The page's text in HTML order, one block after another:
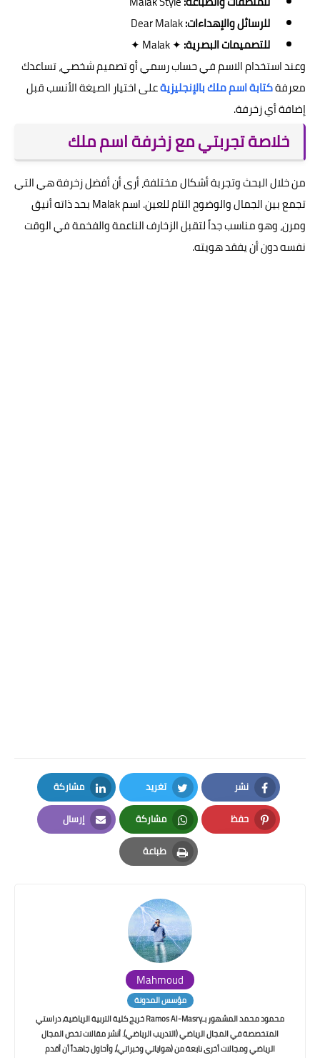
للرسائل والإهداءات:
للتصميمات البصرية: ✦ Malak ✦
وعند استخدام الاسم في حساب رسمي أو تصميم شخصي، تساعدك
معرفةكتابة اسم ملك بالإنجليزيةعلى اختيار الصيغة الأنسب قبل
إضافة أي زخرفة.
خلاصة تجربتي مع زخرفة اسم ملك
من خلال البحث وتجربة أشكال مختلفة، أرى أن أفضل زخرفة هي التي
تجمع بين الجمال والوضوح التام للعين. اسم Malak بحد ذاته أنيق
ومرن، وهو مناسب جداً لتقبل الزخارف الناعمة والفخمة في الوقت
نفسه دون أن يفقد هويته.
نشر
Facebook
تغريد
Twitter
مشاركة
LinkedIn
حفظ
Pinterest
مشاركة
Whatsapp
إرسال
Email
طباعة
Print
Mahmoud
مؤسس المدونة
محمود محمد المشهور بـRamos Al-Masry خريج كلية التربية الرياضية، دراستي
المتخصصة في المجال الرياضي (التدريب الرياضي). أنشر مقالات تخص المجال
الرياضي ومجالات أخرى نابعة من (هواياتي وخبراتي)، وأحاول جاهداً أن أقدم